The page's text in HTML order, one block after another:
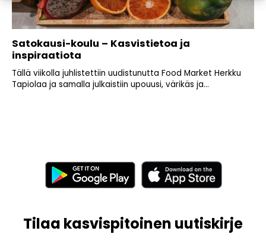
Satokausi-koulu – Kasvistietoa ja
inspiraatiota
Tällä viikolla juhlistettiin uudistunutta Food Market Herkku
Tapiolaa ja samalla julkaistiin upouusi, värikäs ja...
Tilaa kasvispitoinen uutiskirje